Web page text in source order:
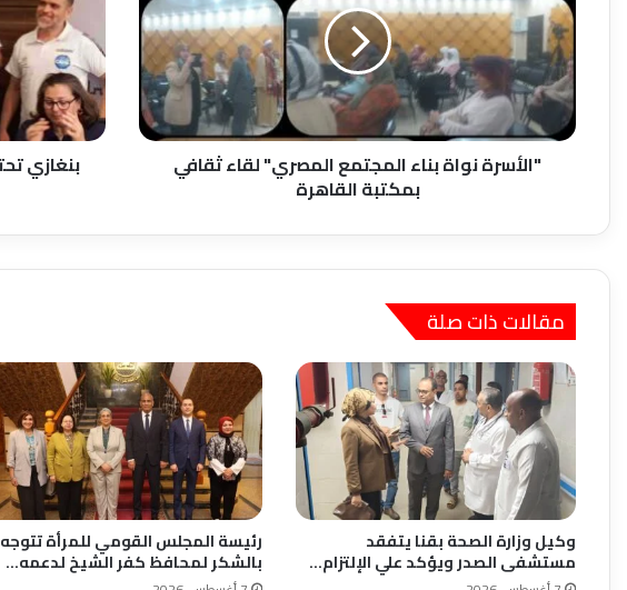
المجتمع
المصري"
لقاء
ثقافي
بمكتبة
القاهرة
"الأسرة نواة بناء المجتمع المصري" لقاء ثقافي
بمكتبة القاهرة
دورة
المدربين
الدولية
"C"
لكرة
مقالات ذات صلة
وكيل وزارة الصحة بقنا يتفقد
مستشفى الصدر ويؤكد علي الإلتزام…
رئيسة المجلس القومي للمرأة تتوجه
بالشكر لمحافظ كفر الشيخ لدعمه…